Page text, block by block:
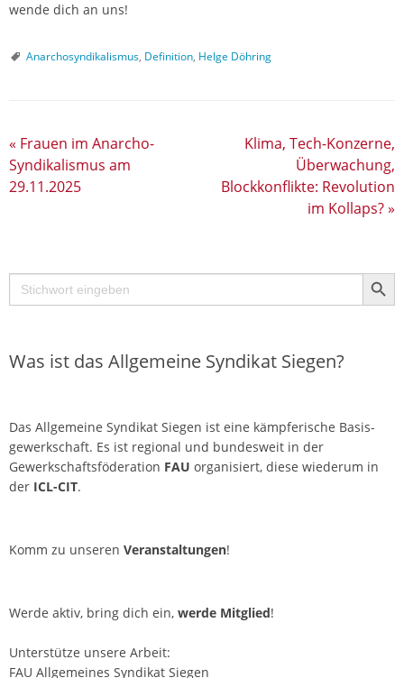
wende dich an uns!
Anarchosyndikalismus, Definition, Helge Döhring
« Frauen im Anarcho-
Syndikalismus am
29.11.2025
Klima, Tech-Konzerne,
Überwachung,
Blockkonflikte: Revolution
im Kollaps?»
Search
for:
Search
Was ist das Allgemeine Syndikat Siegen?
Das Allgemeine Syndikat Siegen ist eine kämpferische Basis­
gewerkschaft. Es ist regional und bundesweit in der
Gewerkschaftsföderation FAU organisiert, diese wiederum in
der ICL-CIT.
Komm zu unseren Veranstaltungen!
Werde aktiv, bring dich ein, werde Mitglied!
Unterstütze unsere Arbeit:
FAU Allgemeines Syndikat Siegen